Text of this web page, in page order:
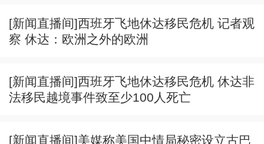
[新闻直播间]西班牙飞地休达移民危机 记者观
察 休达：欧洲之外的欧洲
[新闻直播间]西班牙飞地休达移民危机 休达非
法移民越境事件致至少100人死亡
[新闻直播间]美媒称美国中情局秘密设立古巴